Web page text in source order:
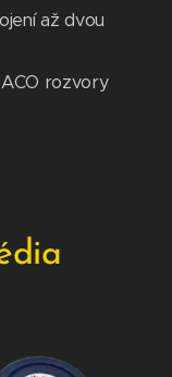
až dvou
rozvory